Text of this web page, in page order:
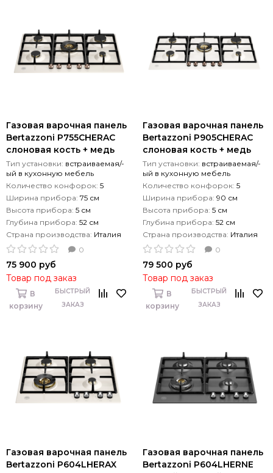
Газовая варочная панель
Bertazzoni P755CHERAC
слоновая кость + медь
Тип установки: встраиваемая/-
ый в кухонную мебель
Количество конфорок: 5
Ширина прибора: 75 см
Высота прибора: 5 см
Глубина прибора: 52 см
Страна производства: Италия
0
75 900 руб
Товар под заказ
В
корзину
БЫСТРЫЙ
ЗАКАЗ
Газовая варочная панель
Bertazzoni P905CHERAC
слоновая кость + медь
Тип установки: встраиваемая/-
ый в кухонную мебель
Количество конфорок: 5
Ширина прибора: 90 см
Высота прибора: 5 см
Глубина прибора: 52 см
Страна производства: Италия
0
79 500 руб
Товар под заказ
В
корзину
БЫСТРЫЙ
ЗАКАЗ
Газовая варочная панель
Bertazzoni P604LHERAX
Газовая варочная панель
Bertazzoni P604LHERNE